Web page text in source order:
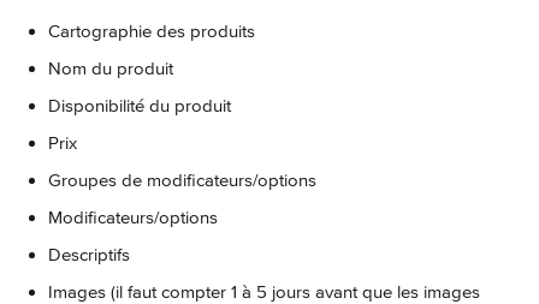
Cartographie des produits
Nom du produit
Disponibilité du produit
Prix
Groupes de modificateurs/options
Modificateurs/options
Descriptifs
Images (il faut compter 1 à 5 jours avant que les images